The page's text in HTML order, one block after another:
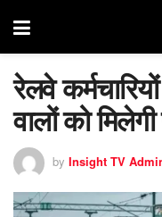
रेलवे
वालों को
by Insight TV